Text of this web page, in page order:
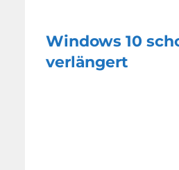
Windows 10
verlängert